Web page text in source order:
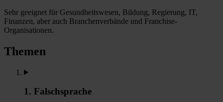
Sehr geeignet für Gesundheitswesen, Bildung, Regierung, IT,
Finanzen, aber auch Branchenverbände und Franchise-
Organisationen.
Themen
1. Falschsprache